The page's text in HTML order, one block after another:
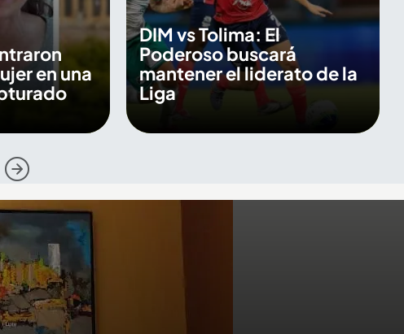
en una
DIM vs Tolima: El
Poderoso buscará
mantener el liderato de la
Liga